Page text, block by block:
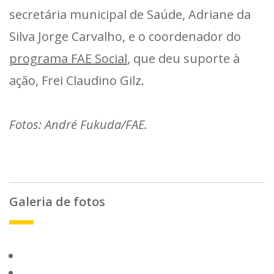
secretária municipal de Saúde, Adriane da
Silva Jorge Carvalho, e o coordenador do
programa FAE Social, que deu suporte à
ação, Frei Claudino Gilz.
Fotos: André Fukuda/FAE.
Galeria de fotos